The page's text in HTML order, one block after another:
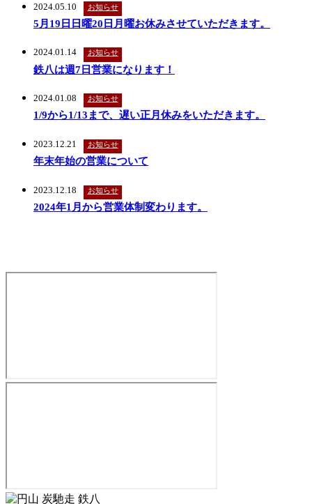
2024.05.10 お知らせ
5月19日日曜20日月曜お休みさせていただきます。
2024.01.14 お知らせ
鉄八は週7日営業になります！
2024.01.08 お知らせ
1/9から1/13まで、遅い正月休みをいただきます。
2023.12.21 お知らせ
年末年始の営業について
2023.12.18 お知らせ
2024年1月から営業体制変わります。